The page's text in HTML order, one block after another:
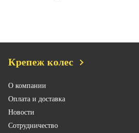
Крепеж колес
О компании
Оплата и доставка
Новости
Сотрудничество